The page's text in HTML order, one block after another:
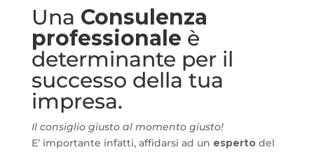
Una Consulenza
professionale è
determinante per il
successo della tua
impresa.
Il consiglio giusto al momento giusto!
E’ importante infatti, affidarsi ad un espertodel